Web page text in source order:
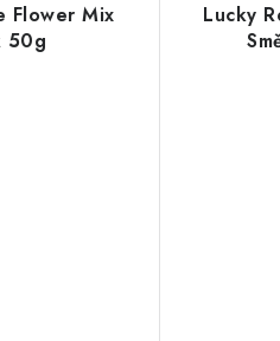
Flower Mix
50g
Lucky